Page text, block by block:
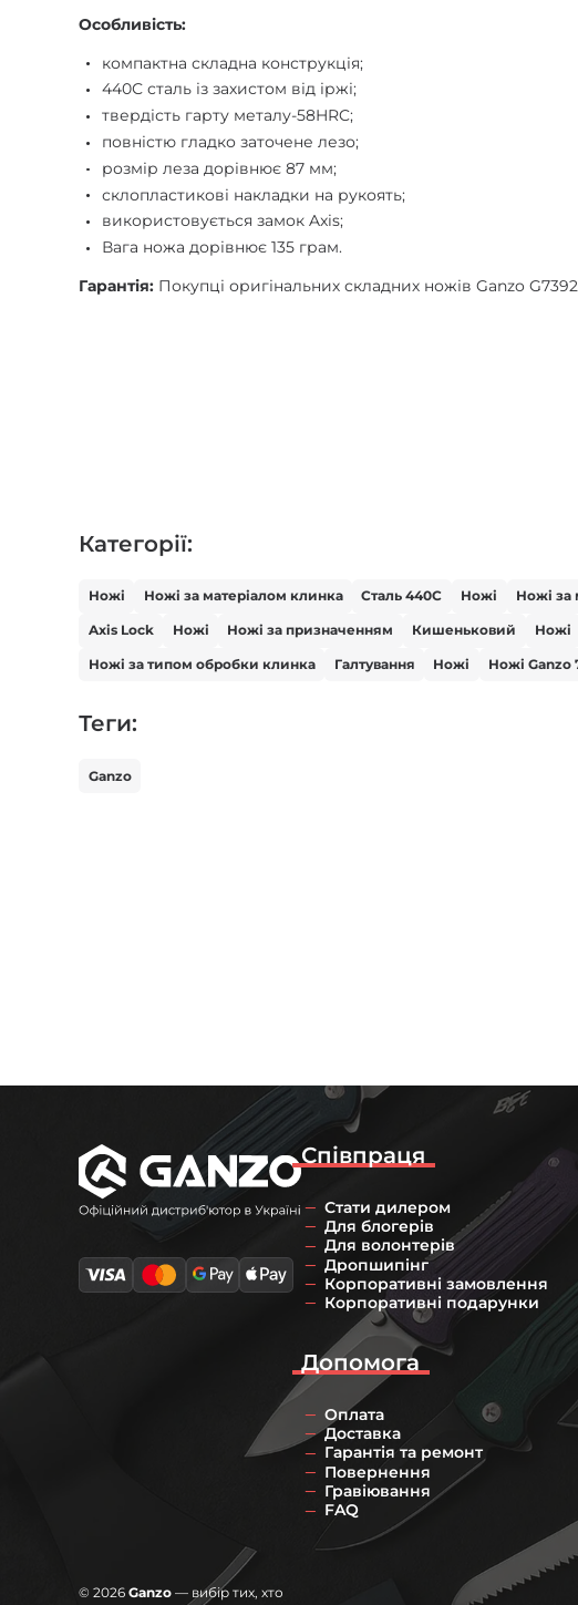
Особливість:
компактна складна конструкція;
440С сталь із захистом від іржі;
твердість гарту металу-58HRC;
повністю гладко заточене лезо;
розмір леза дорівнює 87 мм;
склопластикові накладки на рукоять;
використовується замок Axis;
Вага ножа дорівнює 135 грам.
Гарантія: Покупці оригінальних складних ножів Ganzo
Категорії:
Ножі Ножі за матеріалом клинка Сталь 440С Ножі Ножі за
Axis Lock Ножі Ножі за призначенням Кишеньковий Ножі
Ножі за типом обробки клинка Галтування Ножі Ножі Ganzo
Теги:
Ganzo
Співпраця
Стати дилером
Для блогерів
Для волонтерів
Дропшипінг
Корпоративні замовлення
Корпоративні подарунки
Допомога
Оплата
Доставка
Гарантія та ремонт
Повернення
Гравіювання
FAQ
© 2026Ganzo — вибір тих, хто